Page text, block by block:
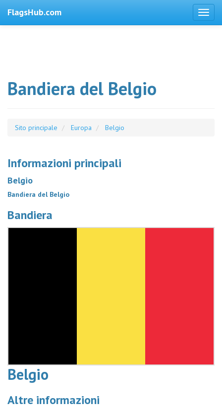
FlagsHub.com
Bandiera del Belgio
Sito principale Europa Belgio
Informazioni principali
Belgio
Bandiera del Belgio
Bandiera
Belgio
Altre informazioni